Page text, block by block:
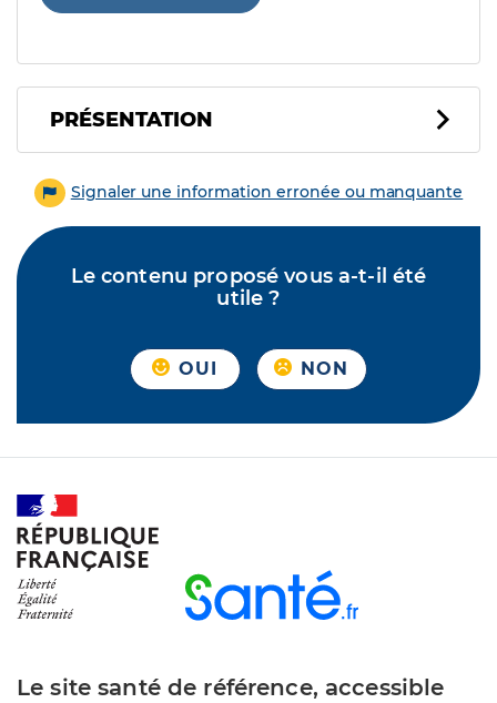
PRÉSENTATION
Signaler une information erronée ou manquante
Le contenu proposé vous a-t-il été
utile ?
OUI NON
Le site santé de référence, accessible